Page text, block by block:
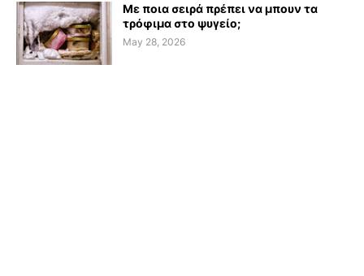
Με ποια σειρά πρέπει να μπουν τα
τρόφιμα στο ψυγείο;
May 28, 2026